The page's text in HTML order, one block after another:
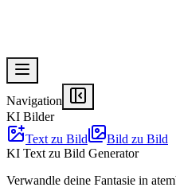
Navigation
KI Bilder
Text zu Bild
Bild zu Bild
KI Text zu Bild Generator
Verwandle deine Fantasie in